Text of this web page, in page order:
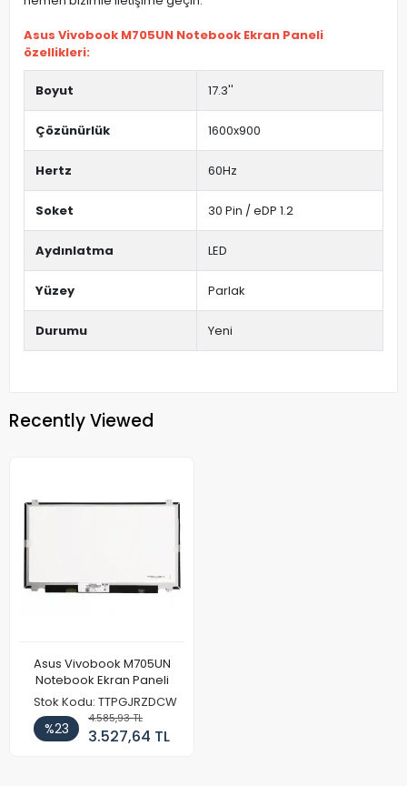
Asus Vivobook M705UN Notebook Ekran Paneli
özellikleri:
Boyut 17.3''
Çözünürlük 1600x900
Hertz 60Hz
Soket 30 Pin / eDP 1.2
Aydınlatma LED
Yüzey Parlak
Durumu Yeni
Recently Viewed
Asus Vivobook M705UN
Notebook Ekran Paneli
Stok Kodu: TTPGJRZDCW
%23
4.585,93 TL
3.527,64 TL